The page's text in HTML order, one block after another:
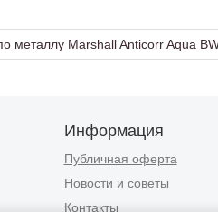
металлу Marshall Anticorr Aqua
Информация
Публичная оферта
Новости и советы
Контакты